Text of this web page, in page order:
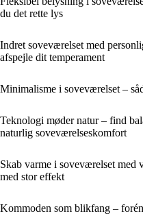
du det rette lys
Indret soveværelset med
afspejle dit temperament
Minimalisme i soveværelset –
Teknologi møder natur – find
naturlig soveværelseskomfort
Skab varme i soveværelset med
med stor effekt
Kommoden som blikfang –